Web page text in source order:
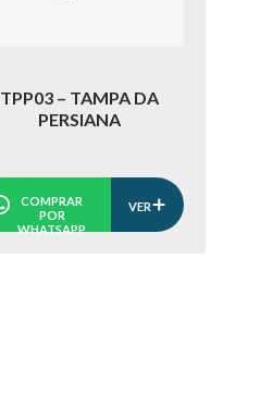
TPP03 – TAMPA DA
PERSIANA
COMPRAR
POR
WHATSAPP
VER